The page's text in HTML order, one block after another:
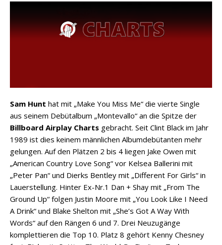
Sam Hunt hat mit „Make You Miss Me“ die vierte Single
aus seinem Debütalbum „Montevallo“ an die Spitze der
Billboard Airplay Charts gebracht. Seit Clint Black im Jahr
1989 ist dies keinem männlichen Albumdebütanten mehr
gelungen. Auf den Plätzen 2 bis 4 liegen Jake Owen mit
„American Country Love Song“ vor Kelsea Ballerini mit
„Peter Pan“ und Dierks Bentley mit „Different For Girls“ in
Lauerstellung. Hinter Ex-Nr.1 Dan + Shay mit „From The
Ground Up“ folgen Justin Moore mit „You Look Like I Need
A Drink“ und Blake Shelton mit „She’s Got A Way With
Words“ auf den Rängen 6 und 7. Drei Neuzugänge
komplettieren die Top 10. Platz 8 gehört Kenny Chesney